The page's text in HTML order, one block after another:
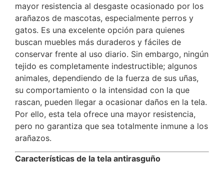
mayor resistencia al desgaste ocasionado por los
arañazos de mascotas, especialmente perros y
gatos. Es una excelente opción para quienes
buscan muebles más duraderos y fáciles de
conservar frente al uso diario. Sin embargo, ningún
tejido es completamente indestructible; algunos
animales, dependiendo de la fuerza de sus uñas,
su comportamiento o la intensidad con la que
rascan, pueden llegar a ocasionar daños en la tela.
Por ello, esta tela ofrece una mayor resistencia,
pero no garantiza que sea totalmente inmune a los
arañazos.
Características de la tela antirasguño